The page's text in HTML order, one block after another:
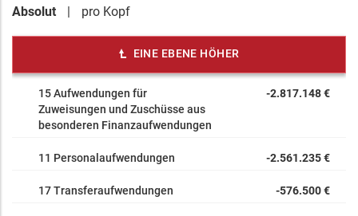
Absolut
pro Kopf
EINE EBENE HÖHER
15 Aufwendungen für
Zuweisungen und Zuschüsse aus
besonderen Finanzaufwendungen
-2.817.148 €
11 Personalaufwendungen -2.561.235 €
17 Transferaufwendungen -576.500 €